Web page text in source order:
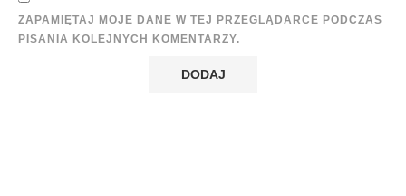
ZAPAMIĘTAJ MOJE DANE W TEJ PRZEGLĄDARCE PODCZAS
PISANIA KOLEJNYCH KOMENTARZY.